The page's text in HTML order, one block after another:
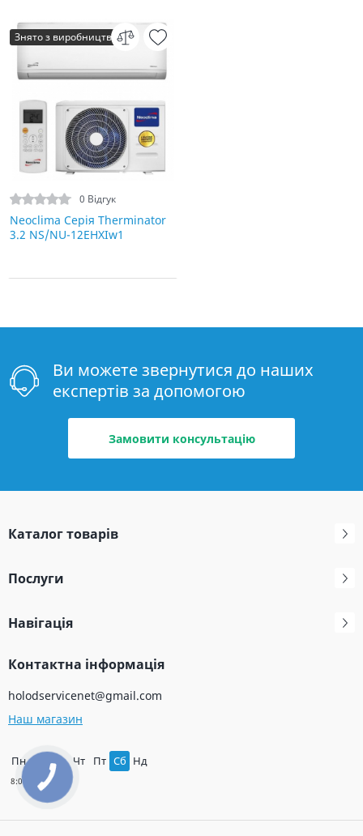
Знято з виробництва
0 Відгук
Neoclima Серія Therminator
3.2 NS/NU-12EHXIw1
Ви можете звернутися до наших
експертів за допомогою
Замовити консультацію
Каталог товарів
Послуги
Навігація
Контактна інформація
holodservicenet@gmail.com
Наш магазин
Пн Вт Ср Чт Пт Сб Нд
КНОПКА
ЗВ'ЯЗКУ